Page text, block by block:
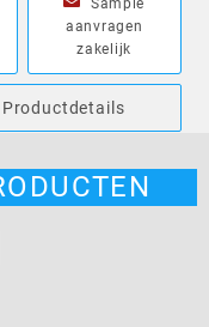
Sample
aanvragen
zakelijk
Productdetails